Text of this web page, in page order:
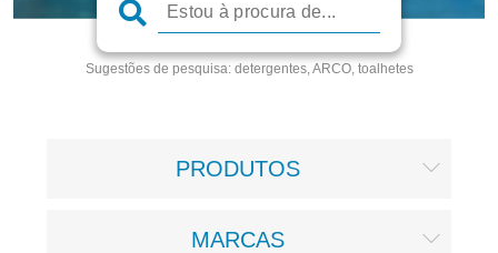
Sugestões de pesquisa:detergentes, ARCO, toalhetes
PRODUTOS
MARCAS